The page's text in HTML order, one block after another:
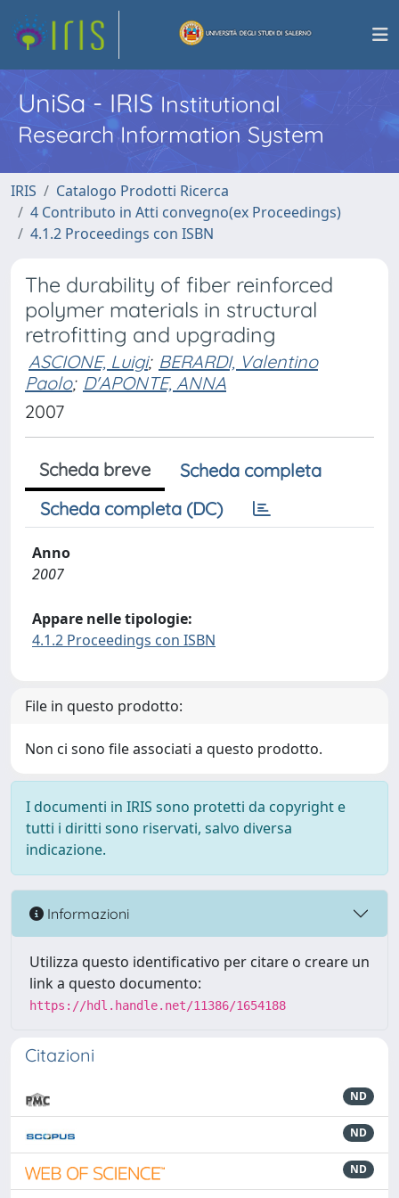
UniSa - IRISInstitutional
Research Information System
IRIS
Catalogo Prodotti Ricerca
4 Contributo in Atti convegno(ex Proceedings)
4.1.2 Proceedings con ISBN
The durability of fiber reinforced
polymer materials in structural
retrofitting and upgrading
ASCIONE, Luigi; BERARDI, Valentino
Paolo; D'APONTE, ANNA
2007
Scheda breve
Scheda completa
Scheda completa (DC)
Anno
2007
Appare nelle tipologie:
4.1.2 Proceedings con ISBN
File in questo prodotto:
Non ci sono file associati a questo prodotto.
I documenti in IRIS sono protetti da copyright e
tutti i diritti sono riservati, salvo diversa
indicazione.
Informazioni
Utilizza questo identificativo per citare o creare un
link a questo documento:
https://hdl.handle.net/11386/1654188
Citazioni
ND
ND
ND